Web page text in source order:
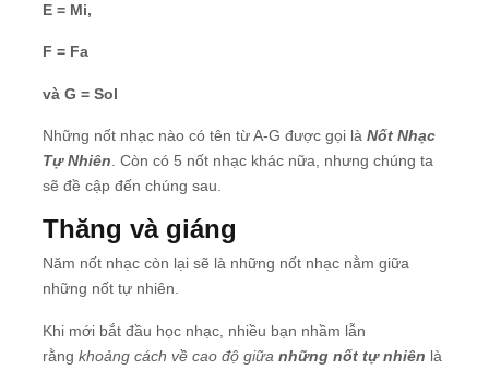
E = Mi,
F = Fa
và G = Sol
Những nốt nhạc nào có tên từ A-G được gọi là Nốt Nhạc
Tự Nhiên. Còn có 5 nốt nhạc khác nữa, nhưng chúng ta
sẽ đề cập đến chúng sau.
Thăng và giáng
Năm nốt nhạc còn lại sẽ là những nốt nhạc nằm giữa
những nốt tự nhiên.
Khi mới bắt đầu học nhạc, nhiều bạn nhầm lẫn
rằng khoảng cách về cao độ giữa những nốt tự nhiên là